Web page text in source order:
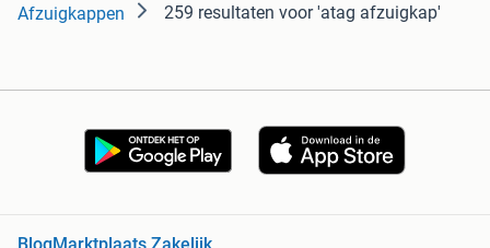
Afzuigkappen 259 resultaten voor 'atag afzuigkap'